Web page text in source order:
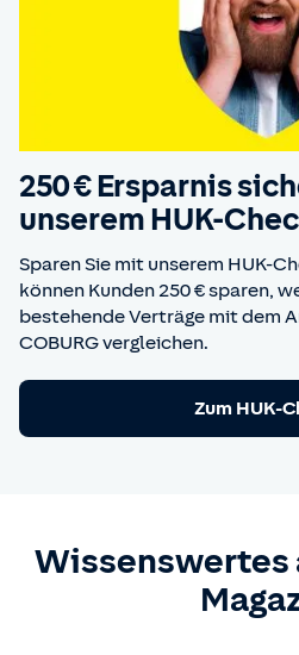
250 € Ersparnis
unserem HUK-
Sparen Sie mit unserem HUK-
können Kunden 250 € sparen,
bestehende Verträge mit dem
COBURG vergleichen.
Zum HUK-
Wissenswertes